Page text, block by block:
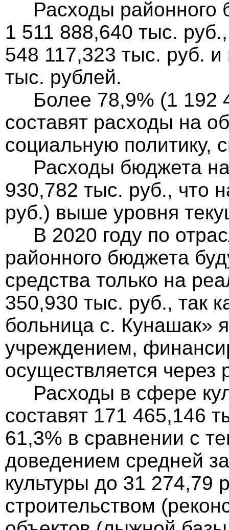
Расходы районного
1 511 888,640 тыс.
548 117,323 тыс. руб.
тыс. рублей.
Более 78,9% (1 192
составят расходы на
социальную политику,
Расходы бюджета на
930,782 тыс. руб., что
руб.) выше уровня
В 2020 году по
районного бюджета
средства только на
350,930 тыс. руб., так
больница с. Кунашак»
учреждением,
осуществляется
Расходы в сфере
составят 171 465,146
61,3% в сравнении с
доведением средней
культуры до 31 274,79
строительством